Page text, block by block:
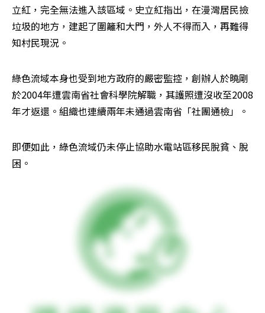
立紅，完全無法進入該區域。史立紅指出，在漫灣居民撿
垃圾的地方，建起了圍籬和大門，外人不得而入，再難得
知村民現況。
綠色流域本身也受到地方政府的嚴密監控，創辦人於曉剛
於2004年遭雲南省社會科學院解職，其護照遭沒收至2008
年才返還。組織也連續兩年未通過雲南省「社團通檢」。
即便如此，綠色流域仍未停止協助水電站區移民脫貧、脫
困。